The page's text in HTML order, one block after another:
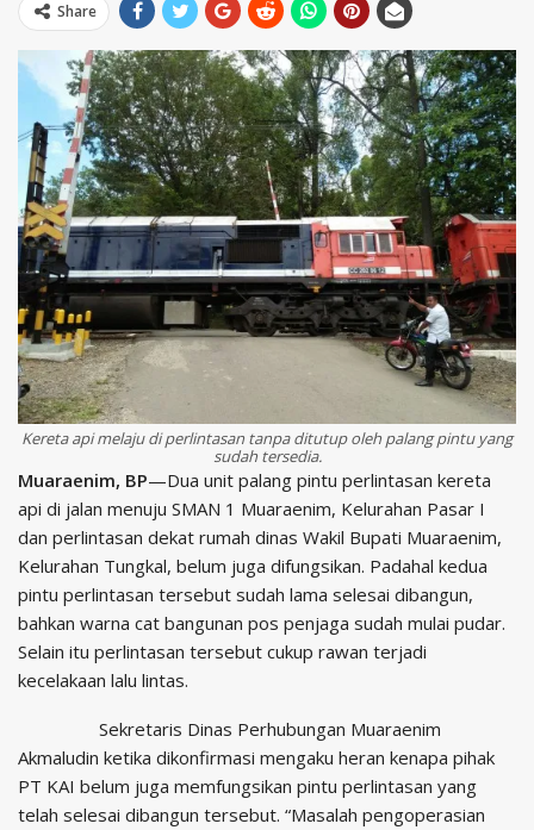
Share
Kereta api melaju di perlintasan tanpa ditutup oleh palang pintu yang
sudah tersedia.
Muaraenim, BP—Dua unit palang pintu perlintasan kereta
api di jalan menuju SMAN 1 Muaraenim, Kelurahan Pasar I
dan perlintasan dekat rumah dinas Wakil Bupati Muaraenim,
Kelurahan Tungkal, belum juga difungsikan. Padahal kedua
pintu perlintasan tersebut sudah lama selesai dibangun,
bahkan warna cat bangunan pos penjaga sudah mulai pudar.
Selain itu perlintasan tersebut cukup rawan terjadi
kecelakaan lalu lintas.
Sekretaris Dinas Perhubungan Muaraenim
Akmaludin ketika dikonfirmasi mengaku heran kenapa pihak
PT KAI belum juga memfungsikan pintu perlintasan yang
telah selesai dibangun tersebut. “Masalah pengoperasian